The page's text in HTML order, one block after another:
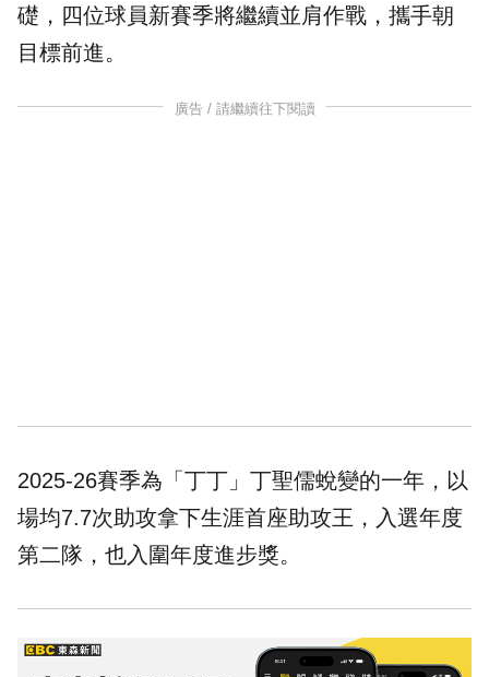
礎，四位球員新賽季將繼續並肩作戰，攜手朝
目標前進。
廣告 / 請繼續往下閱讀
2025-26賽季為「丁丁」丁聖儒蛻變的一年，以
場均7.7次助攻拿下生涯首座助攻王，入選年度
第二隊，也入圍年度進步獎。